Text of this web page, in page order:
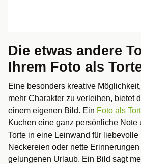
Die etwas andere
Ihrem Foto als
Eine besonders kreative
mehr Charakter zu verleihen, bietet
einem eigenen Bild. Ein Foto als
Kuchen eine ganz persönliche Note
Torte in eine Leinwand für liebevolle
Neckereien oder nette
gelungenen Urlaub. Ein Bild sagt